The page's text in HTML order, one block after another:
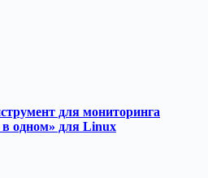
для мониторинга
в одном» для Linux